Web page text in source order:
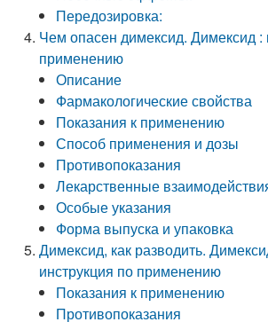
Передозировка:
Чем опасен димексид. Димексид :
применению
Описание
Фармакологические свойства
Показания к применению
Способ применения и дозы
Противопоказания
Лекарственные
Особые указания
Форма выпуска и упаковка
Димексид, как разводить.
инструкция по применению
Показания к применению
Противопоказания